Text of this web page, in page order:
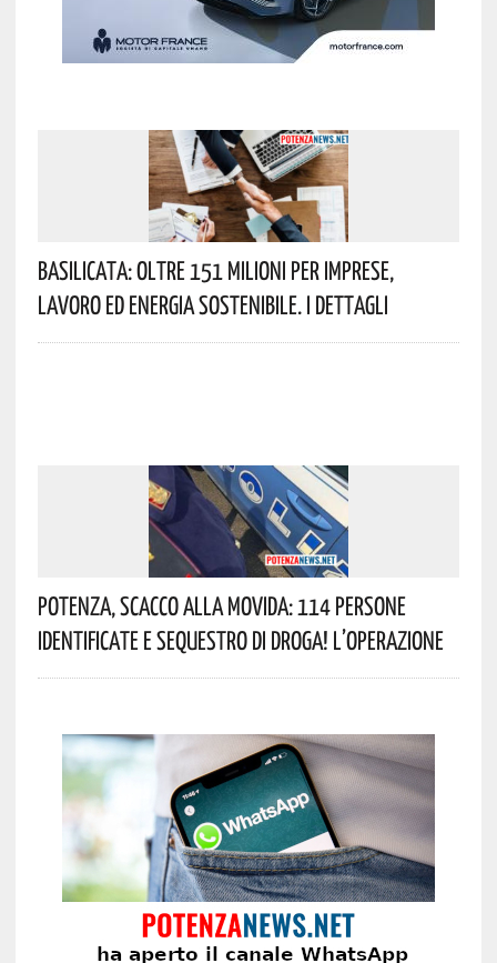
Basilicata: Oltre 151 Milioni Per Imprese,
Lavoro Ed Energia Sostenibile. I Dettagli
Potenza, Scacco Alla Movida: 114 Persone
Identificate E Sequestro Di Droga! L’operazione